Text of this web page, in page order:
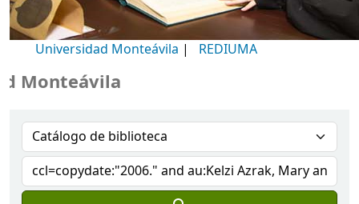
Universidad Monteávila | REDIUMA